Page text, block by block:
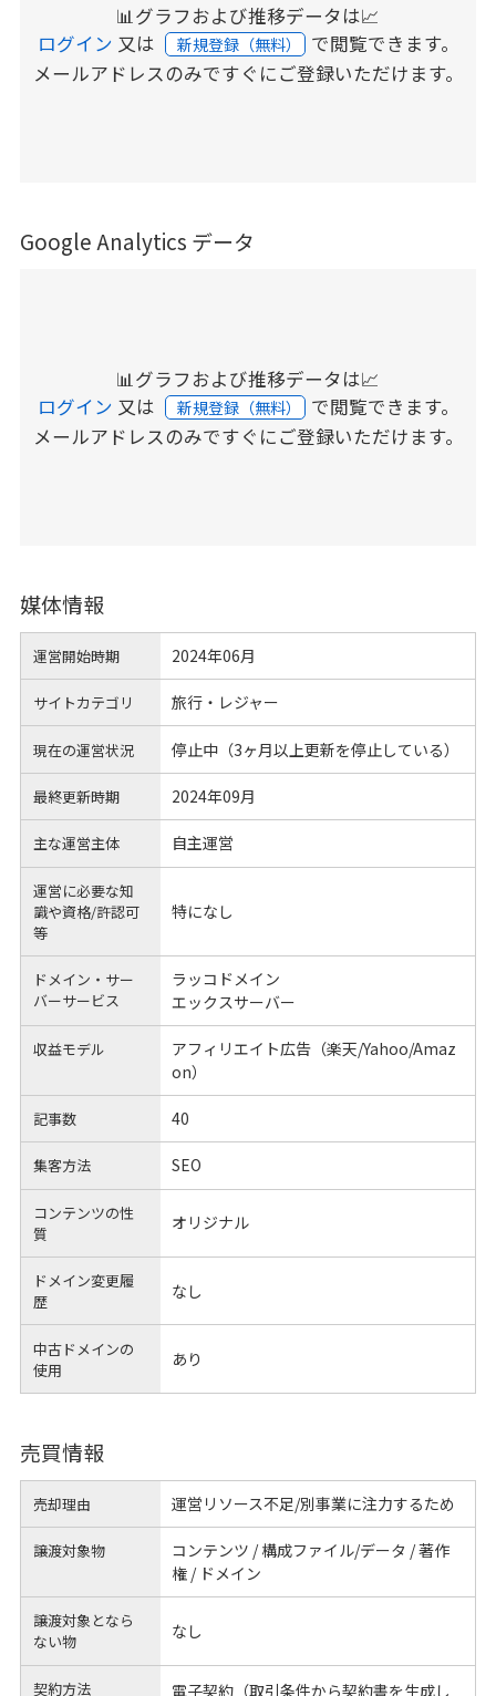
📊グラフおよび推移データは📈
ログイン 又は 新規登録（無料） で閲覧できます。
メールアドレスのみですぐにご登録いただけます。
Google Analytics データ
📊グラフおよび推移データは📈
ログイン 又は 新規登録（無料） で閲覧できます。
メールアドレスのみですぐにご登録いただけます。
媒体情報
運営開始時期 2024年06月
サイトカテゴリ 旅行・レジャー
現在の運営状況 停止中（3ヶ月以上更新を停止している）
最終更新時期 2024年09月
主な運営主体 自主運営
運営に必要な知
識や資格/許認可
等
特になし
ドメイン・サー
バーサービス
ラッコドメイン
エックスサーバー
収益モデル
アフィリエイト広告（楽天/Yahoo/Amaz
on）
記事数 40
集客方法 SEO
コンテンツの性
質
オリジナル
ドメイン変更履
歴
なし
中古ドメインの
使用
あり
売買情報
売却理由 運営リソース不足/別事業に注力するため
譲渡対象物
コンテンツ / 構成ファイル/データ / 著作
権 / ドメイン
譲渡対象となら
ない物
なし
契約方法 電子契約（取引条件から契約書を生成し